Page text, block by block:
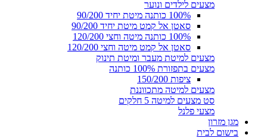
מצעים לילדים ונוער
100% כותנה מיטת יחיד 90/200
סאטן אל קמט מיטת יחיד 90/200
100% כותנה מיטה וחצי 120/200
סאטן אל קמט מיטה וחצי 120/200
מצעים למיטת מעבר ומיטת תינוק
מצעים בתפזורת 100% כותנה
ציפות 150/200
מצעים למיטה מתכווננת
סט מצעים למיטה 5 חלקים
מצעי פלנל
מגן מזרון
בישום לבית